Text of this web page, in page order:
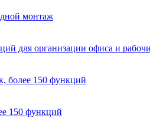
монтаж
для организации офиса и
более 150 функций
150 функций